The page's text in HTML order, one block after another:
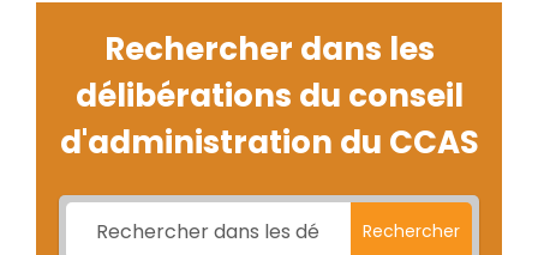
Rechercher dans les
délibérations du conseil
d'administration du CCAS
Rechercher